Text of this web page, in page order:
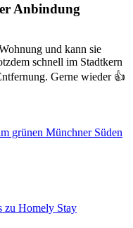
Anbindung
und kann sie
schnell im Stadtkern
Gerne wieder 👍
grünen Münchner Süden
zu Homely Stay